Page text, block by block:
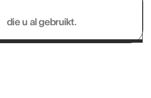
die u al gebruikt.